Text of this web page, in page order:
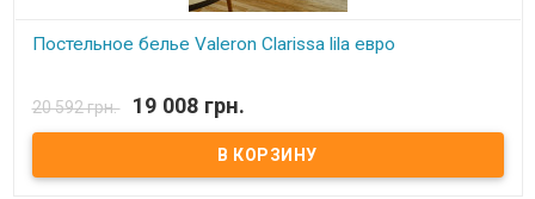
Постельное белье Valeron Clarissa lila евро
Пододеяльник: 200x220 см. Наволочка: 50х70 см - 4 шт Ткань:
сатин Premium, 100% египетский хлопок. Производитель: Турция.
20 592 грн. 19 008 грн.